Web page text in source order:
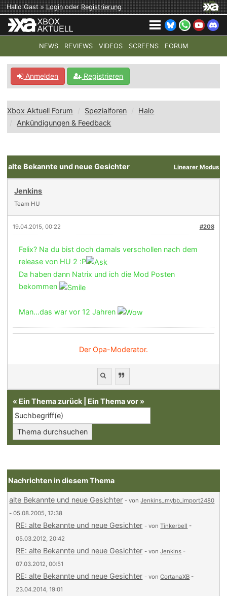
Hallo Gast »LoginoderRegistrierung
NEWS REVIEWS VIDEOS SCREENS FORUM
TOP-THEMEN: COD: MODERN WARFARE 4 HALO:
Anmelden Registrieren
Xbox Aktuell Forum Spezialforen
Halo
Ankündigungen & Feedback
Linearer Modus
alte Bekannte und neue Gesichter
Jenkins
Team HU
#208
19.04.2015, 00:22
Felix? Na du bist doch damals verschollen nach dem
release von HU 2 :P
Da haben dann Natrix und ich die Mod Posten
bekommen
Man...das war vor 12 Jahren
Der Opa-Moderator.
« Ein Thema zurück Ein Thema vor »
Nachrichten in diesem Thema
alte Bekannte und neue Gesichter - vonJenkins_mybb_import2480
- 05.08.2005, 12:38
RE: alte Bekannte und neue Gesichter - vonTinkerbell -
05.03.2012, 20:42
RE: alte Bekannte und neue Gesichter - vonJenkins -
07.03.2012, 00:51
RE: alte Bekannte und neue Gesichter - vonCortanaXB -
23.04.2014, 19:01